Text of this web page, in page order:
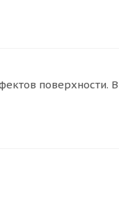
поверхности. В